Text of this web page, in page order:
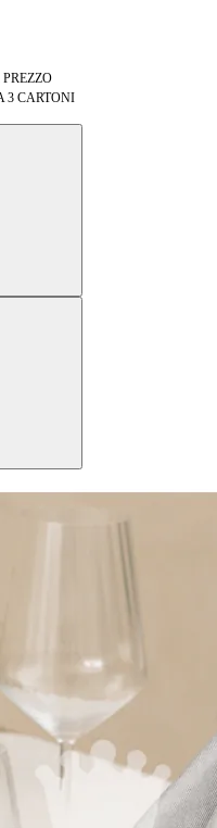
3 CARTONI